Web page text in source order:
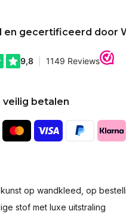
en gecertificeerd door
veilig betalen
op wandkleed, op
stof met luxe uitstraling